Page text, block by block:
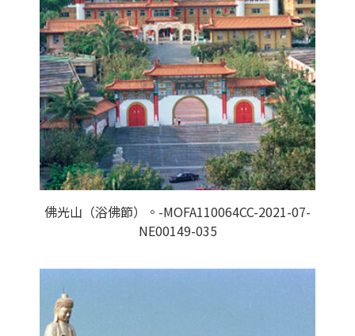
佛光山（浴佛節）。-MOFA110064CC-2021-07-
NE00149-035